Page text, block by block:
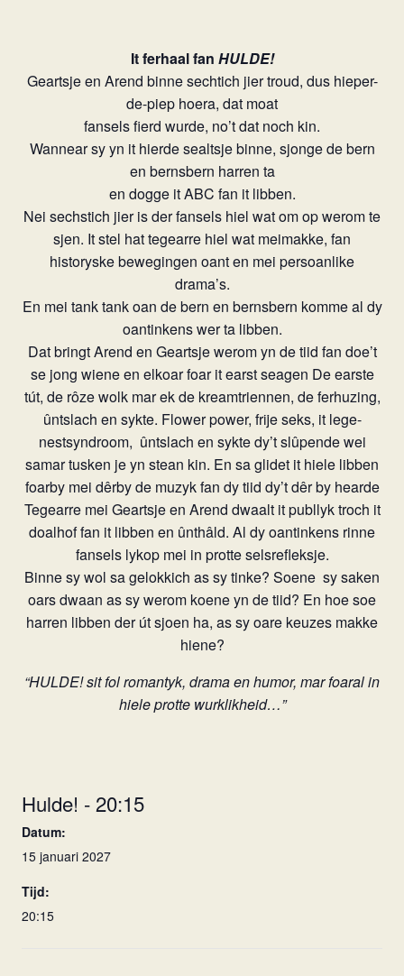
It ferhaal fan HULDE!
Geartsje en Arend binne sechtich jier troud, dus hieper-
de-piep hoera, dat moat
fansels fierd wurde, no’t dat noch kin.
Wannear sy yn it hierde sealtsje binne, sjonge de bern
en bernsbern harren ta
en dogge it ABC fan it libben.
Nei sechstich jier is der fansels hiel wat om op werom te
sjen. It stel hat tegearre hiel wat meimakke, fan
historyske bewegingen oant en mei persoanlike
drama’s.
En mei tank tank oan de bern en bernsbern komme al dy
oantinkens wer ta libben.
Dat bringt Arend en Geartsje werom yn de tiid fan doe’t
se jong wiene en elkoar foar it earst seagen De earste
tút, de rôze wolk mar ek de kreamtriennen, de ferhuzing,
ûntslach en sykte. Flower power, frije seks, it lege-
nestsyndroom, ûntslach en sykte dy’t slûpende wei
samar tusken je yn stean kin. En sa glidet it hiele libben
foarby mei dêrby de muzyk fan dy tiid dy’t dêr by hearde
Tegearre mei Geartsje en Arend dwaalt it publlyk troch it
doalhof fan it libben en ûnthâld. Al dy oantinkens rinne
fansels lykop mei in protte selsrefleksje.
Binne sy wol sa gelokkich as sy tinke? Soene sy saken
oars dwaan as sy werom koene yn de tiid? En hoe soe
harren libben der út sjoen ha, as sy oare keuzes makke
hiene?
“HULDE! sit fol romantyk, drama en humor, mar foaral in
hiele protte wurklikheid…”
Hulde! - 20:15
Datum:
15 januari 2027
Tijd:
20:15